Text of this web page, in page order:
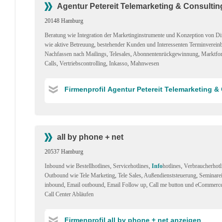
Agentur Petereit Telemarketing &
20148 Hamburg
Beratung wie Integration der Marketinginstrumente und Konzeption von
wie aktive Betreuung, bestehender Kunden und Interessenten
Nachfassen nach Mailings, Telesales, Abonnentenrückgewinnung,
Calls, Vertriebscontrolling, Inkasso, Mahnwesen
Firmenprofil Agentur Petereit Telemarketing
all by phone + net
20537 Hamburg
Inbound wie Bestellhotlines, Servicehotlines, Infohotlines,
Outbound wie Tele Marketing, Tele Sales, Außendienststeuerung,
inbound, Email outbound, Email Follow up, Call me button und
Call Center Abläufen
Firmenprofil all by phone + net anzeigen